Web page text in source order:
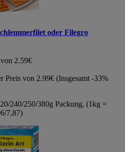
oder Filegro
2.59€
Preis von 2.99€ (Insgesamt -33%
240/250/380g Packung, (1kg =
7,87)